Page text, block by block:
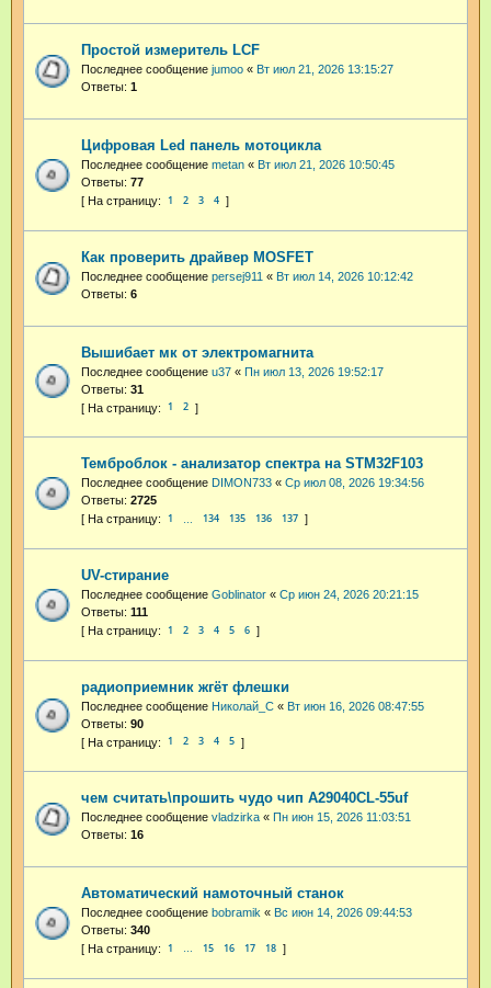
Простой измеритель LCF
Последнее сообщение jumoo « Вт июл 21, 2026 13:15:27
Ответы: 1
Цифровая Led панель мотоцикла
Последнее сообщение metan « Вт июл 21, 2026 10:50:45
Ответы: 77
1 2 3 4
Как проверить драйвер MOSFET
Последнее сообщение persej911 « Вт июл 14, 2026 10:12:42
Ответы: 6
Вышибает мк от электромагнита
Последнее сообщение u37 « Пн июл 13, 2026 19:52:17
Ответы: 31
1 2
Темброблок - анализатор спектра на STM32F103
Последнее сообщение DIMON733 « Ср июл 08, 2026 19:34:56
Ответы: 2725
1 134 135 136 137
UV-стирание
Последнее сообщение Goblinator « Ср июн 24, 2026 20:21:15
Ответы: 111
1 2 3 4 5 6
радиоприемник жгёт флешки
Последнее сообщение Николай_С « Вт июн 16, 2026 08:47:55
Ответы: 90
1 2 3 4 5
чем считать\прошить чудо чип А29040CL-55uf
Последнее сообщение vladzirka « Пн июн 15, 2026 11:03:51
Ответы: 16
Автоматический намоточный станок
Последнее сообщение bobramik « Вс июн 14, 2026 09:44:53
Ответы: 340
1 … 15 16 17 18